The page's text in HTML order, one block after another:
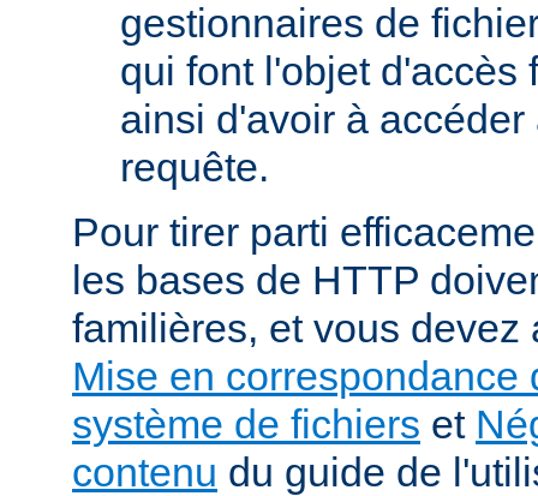
gestionnaires de
qui font l'objet d'accès
ainsi d'avoir à
requête.
Pour tirer parti
les bases de HTTP
familières, et vous devez
Mise en correspondance
système de fichiers et
contenu du guide de